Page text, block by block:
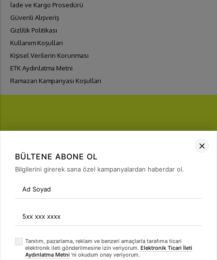
İade ve Kargo Prosedürü
Güvenli Alışveriş
Gizlilik Politikası
Kullanım Koşulları
Kişisel Verilerin Korunması
ETK Aydınlatma Metni
Ramazan Kampanyası Koşulları
FIRSATLARI YAKALA
Bülten Üyeliği
arrow_forward
BÜLTENE ABONE OL
Bilgilerini girerek sana özel kampanyalardan haberdar ol.
Tanıtım, pazarlama, reklam ve benzeri amaçlarla tarafıma ticari
elektronik ileti gönderilmesine izin veriyorum. Elektronik Ticari İleti
Aydınlatma Metni 'ni okudum onay veriyorum.